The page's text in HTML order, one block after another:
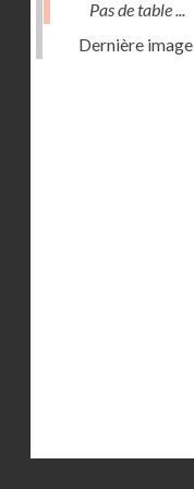
Pas de table ...
Dernière image